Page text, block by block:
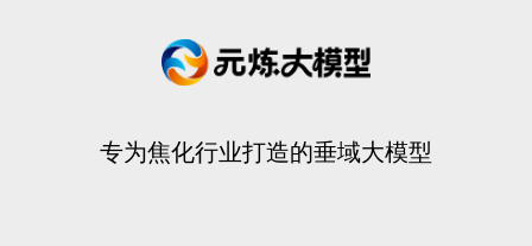
专为焦化行业打造的垂域大模型